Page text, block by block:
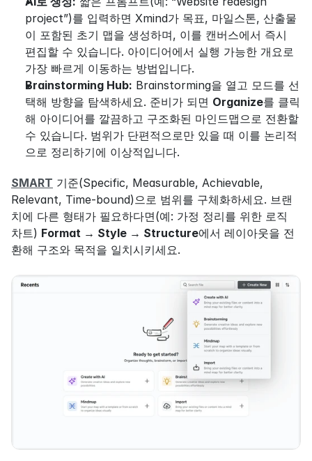
project”)를 입력하면 Xmind가 목표, 마일스톤, 산출물
이 포함된 초기 맵을 생성하며, 이를 캔버스에서 즉시
편집할 수 있습니다. 아이디어에서 실행 가능한 개요로
가장 빠르게 이동하는 방법입니다.
Brainstorming Hub: Brainstorming을 열고 모드를 선
택해 방향을 탐색하세요. 준비가 되면 Organize를 클릭
해 아이디어를 깔끔하고 구조화된 마인드맵으로 전환할
수 있습니다. 범위가 단편적으로만 있을 때 이를 논리적
으로 정리하기에 이상적입니다.
SMART 기준(Specific, Measurable, Achievable,
Relevant, Time-bound)으로 범위를 구체화하세요. 브랜
치에 다른 형태가 필요하다면(예: 가정 정리를 위한 로직
차트) Format → Style → Structure에서 레이아웃을 전
환해 구조와 목적을 일치시키세요.